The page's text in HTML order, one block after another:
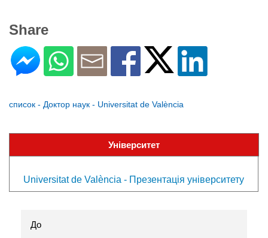
Share
список - Доктор наук - Universitat de València
Університет
Universitat de València - Презентація університету
До